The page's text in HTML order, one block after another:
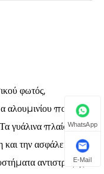
φωτός,
αλουμινίου που είναι
γυάλινα πλαίσια,
την ασφάλεια των
αντιστροφής
WhatsApp
E-Mail